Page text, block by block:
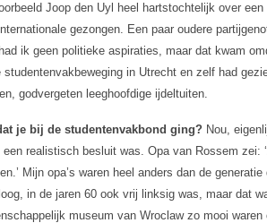
Joop den Uyl heel hartstochtelijk over
gezongen. Een paar oudere
ik geen politieke aspiraties, maar dat kwam
in Utrecht en zelf had
godvergeten leeghoofdige ijdeltuiten.
je bij de studentenvakbond ging? Nou,
realistisch besluit was. Opa van Rossem zei:
Mijn opa’s waren heel anders dan de generatie
in de jaren 60 ook vrij linksig was, maar dat
museum van Wroclaw zo mooi waren